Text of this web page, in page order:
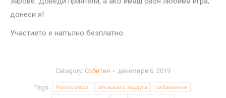
донеси я!
Участието е напълно безплатно.
Category: Събития декември 6, 2019
Tags: Plovdiv plaza айляшката задруга забавление